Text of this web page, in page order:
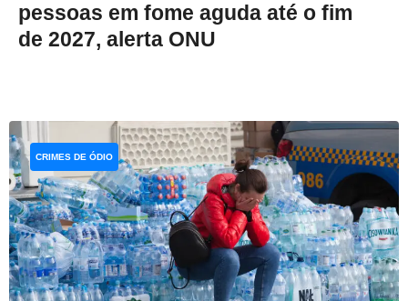
pessoas em fome aguda até o fim
de 2027, alerta ONU
CRIMES DE ÓDIO